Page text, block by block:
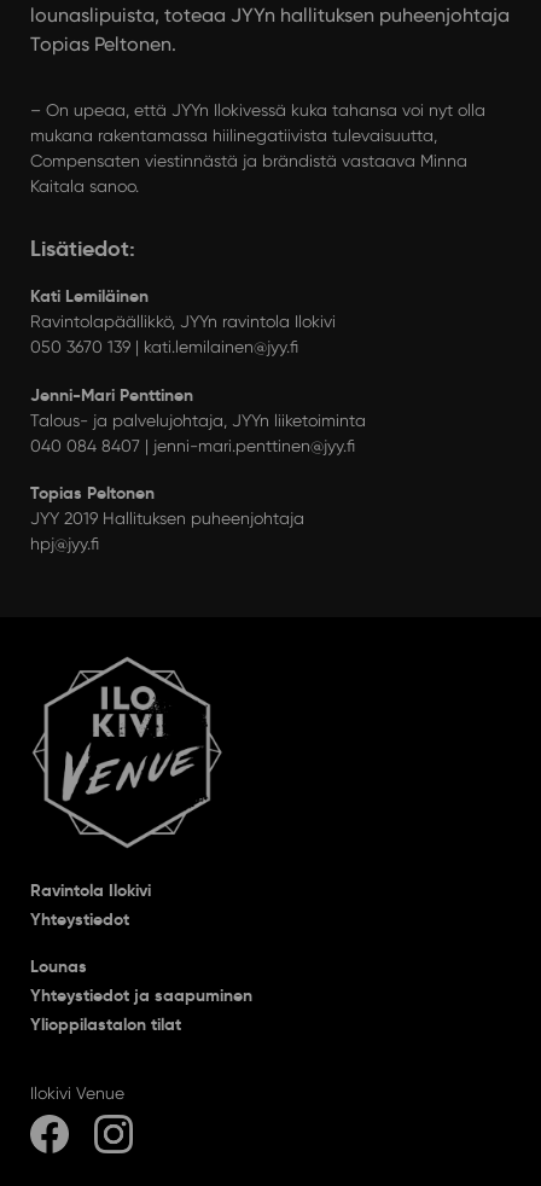
lounaslipuista, toteaa JYYn hallituksen puheenjohtaja
Topias Peltonen.
– On upeaa, että JYYn Ilokivessä kuka tahansa voi nyt olla
mukana rakentamassa hiilinegatiivista tulevaisuutta,
Compensaten viestinnästä ja brändistä vastaava Minna
Kaitala sanoo.
Lisätiedot:
Kati Lemiläinen
Ravintolapäällikkö, JYYn ravintola Ilokivi
050 3670 139 | kati.lemilainen@jyy.fi
Jenni-Mari Penttinen
Talous- ja palvelujohtaja, JYYn liiketoiminta
040 084 8407 | jenni-mari.penttinen@jyy.fi
Topias Peltonen
JYY 2019 Hallituksen puheenjohtaja
hpj@jyy.fi
Ravintola Ilokivi
Yhteystiedot
Lounas
Yhteystiedot ja saapuminen
Ylioppilastalon tilat
Ilokivi Venue